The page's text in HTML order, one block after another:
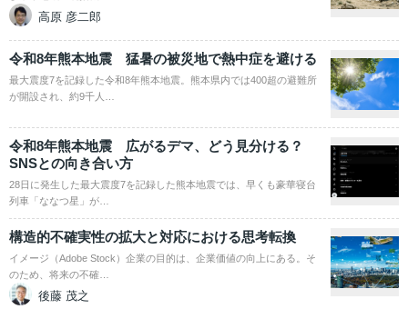
高原 彦二郎
令和8年熊本地震 猛暑の被災地で熱中症を避ける
最大震度7を記録した令和8年熊本地震。熊本県内では400超の避難所
が開設され、約9千人…
令和8年熊本地震 広がるデマ、どう見分ける？
SNSとの向き合い方
28日に発生した最大震度7を記録した熊本地震では、早くも豪華寝台
列車「ななつ星」が…
構造的不確実性の拡大と対応における思考転換
イメージ（Adobe Stock）企業の目的は、企業価値の向上にある。そ
のため、将来の不確…
後藤 茂之